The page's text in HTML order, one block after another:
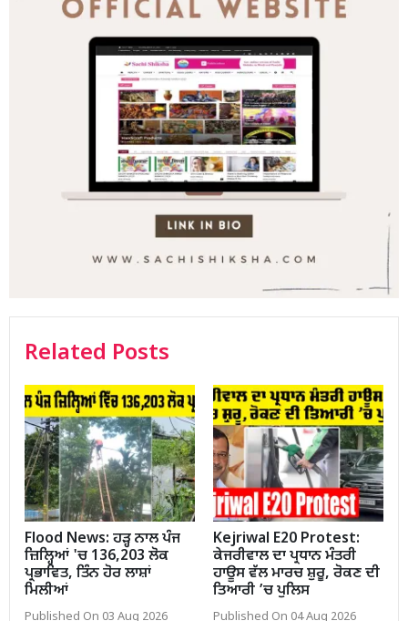
Related Posts
Flood News: ਹੜ੍ਹ ਨਾਲ ਪੰਜ
ਜ਼ਿਲ੍ਹਿਆਂ 'ਚ 136,203 ਲੋਕ
ਪ੍ਰਭਾਵਿਤ, ਤਿੰਨ ਹੋਰ ਲਾਸ਼ਾਂ
ਮਿਲੀਆਂ
Published On 03 Aug 2026
Kejriwal E20 Protest:
ਕੇਜਰੀਵਾਲ ਦਾ ਪ੍ਰਧਾਨ ਮੰਤਰੀ
ਹਾਊਸ ਵੱਲ ਮਾਰਚ ਸ਼ੁਰੂ, ਰੋਕਣ ਦੀ
ਤਿਆਰੀ ’ਚ ਪੁਲਿਸ
Published On 04 Aug 2026